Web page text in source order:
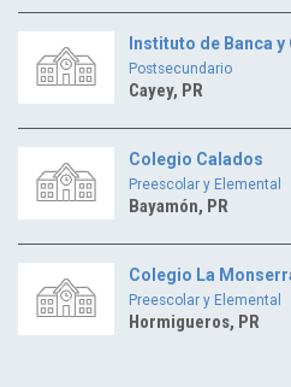
Instituto de Banca
Postsecundario
Cayey, PR
Colegio Calados
Preescolar y Elemental
Bayamón, PR
Colegio La
Preescolar y Elemental
Hormigueros, PR